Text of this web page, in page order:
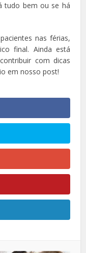
tudo bem ou se há
nas férias,
final. Ainda está
com dicas
em nosso post!